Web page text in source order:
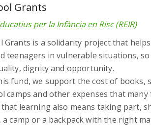
Grants
per la Infància en Risc (REIR)
Grants is a solidarity project that
teenagers in vulnerable situations,
dignity and opportunity.
fund, we support the cost of books,
camps and other expenses that
that learning also means taking part,
camp or a backpack with the right